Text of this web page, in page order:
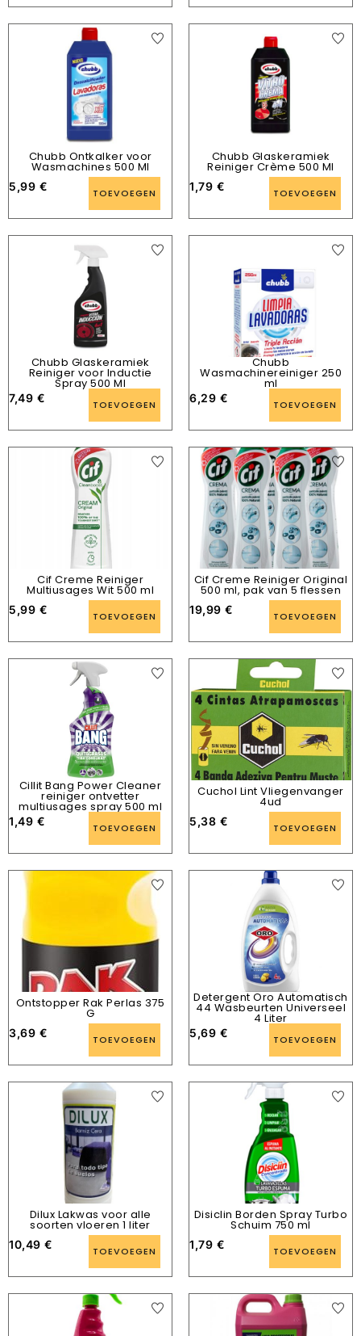
Chubb Ontkalker voor
Wasmachines 500 Ml
5,99 € TOEVOEGEN
Chubb Glaskeramiek
Reiniger Crème 500 Ml
1,79 € TOEVOEGEN
Chubb Glaskeramiek
Reiniger voor Inductie
Spray 500 Ml
7,49 € TOEVOEGEN
Chubb
Wasmachinereiniger 250
ml
6,29 € TOEVOEGEN
Cif Creme Reiniger
Multiusages Wit 500 ml
5,99 € TOEVOEGEN
Cif Creme Reiniger Original
500 ml, pak van 5 flessen
19,99 € TOEVOEGEN
Cillit Bang Power Cleaner
reiniger ontvetter
multiusages spray 500 ml
1,49 € TOEVOEGEN
Cuchol Lint Vliegenvanger
4ud
5,38 € TOEVOEGEN
Ontstopper Rak Perlas 375
G
3,69 € TOEVOEGEN
Detergent Oro Automatisch
44 Wasbeurten Universeel
4 Liter
5,69 € TOEVOEGEN
Dilux Lakwas voor alle
soorten vloeren 1 liter
10,49 € TOEVOEGEN
Disiclin Borden Spray Turbo
Schuim 750 ml
1,79 € TOEVOEGEN